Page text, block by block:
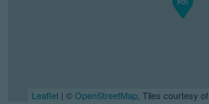
Leaflet | ©OpenStreetMap, Tiles courtesy of